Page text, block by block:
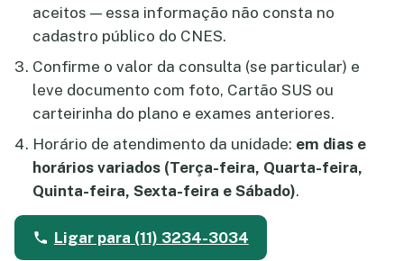
aceitos — essa informação não consta no
cadastro público do CNES.
Confirme o valor da consulta (se particular) e
leve documento com foto, Cartão SUS ou
carteirinha do plano e exames anteriores.
Horário de atendimento da unidade: em dias e
horários variados (Terça-feira, Quarta-feira,
Quinta-feira, Sexta-feira e Sábado).
Ligar para (11) 3234-3034